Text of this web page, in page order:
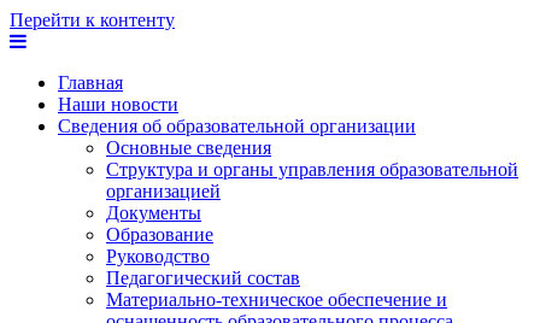
Перейти к контенту
Главная
Наши новости
Сведения об образовательной организации
Основные сведения
Структура и органы управления образовательной
организацией
Документы
Образование
Руководство
Педагогический состав
Материально-техническое обеспечение и